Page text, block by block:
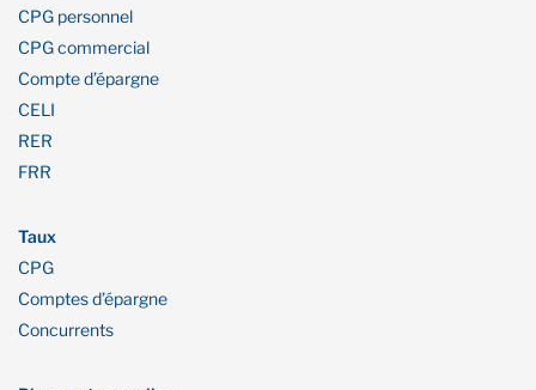
CPG personnel
CPG commercial
Compte d’épargne
CELI
RER
FRR
Taux
CPG
Comptes d’épargne
Concurrents